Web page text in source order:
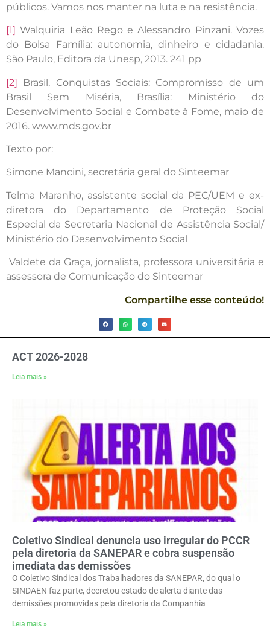
públicos. Vamos nos manter na luta e na resistência.
[1] Walquiria Leão Rego e Alessandro Pinzani. Vozes
do Bolsa Família: autonomia, dinheiro e cidadania.
São Paulo, Editora da Unesp, 2013. 241 pp
[2] Brasil, Conquistas Sociais: Compromisso de um
Brasil Sem Miséria, Brasília: Ministério do
Desenvolvimento Social e Combate à Fome, maio de
2016. www.mds.gov.br
Texto por:
Simone Mancini, secretária geral do Sinteemar
Telma Maranho, assistente social da PEC/UEM e ex-
diretora do Departamento de Proteção Social
Especial da Secretaria Nacional de Assistência Social/
Ministério do Desenvolvimento Social
Valdete da Graça, jornalista, professora universitária e
assessora de Comunicação do Sinteemar
Compartilhe esse conteúdo!
ACT 2026-2028
Leia mais »
Coletivo Sindical denuncia uso irregular do PCCR
pela diretoria da SANEPAR e cobra suspensão
imediata das demissões
O Coletivo Sindical dos Trabalhadores da SANEPAR, do qual o
SINDAEN faz parte, decretou estado de alerta diante das
demissões promovidas pela diretoria da Companhia
Leia mais »